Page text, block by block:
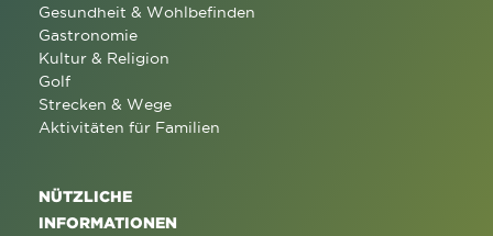
Gesundheit & Wohlbefinden
Gastronomie
Kultur & Religion
Golf
Strecken & Wege
Aktivitäten für Familien
NÜTZLICHE
INFORMATIONEN